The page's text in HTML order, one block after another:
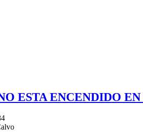
ESTA ENCENDIDO EN